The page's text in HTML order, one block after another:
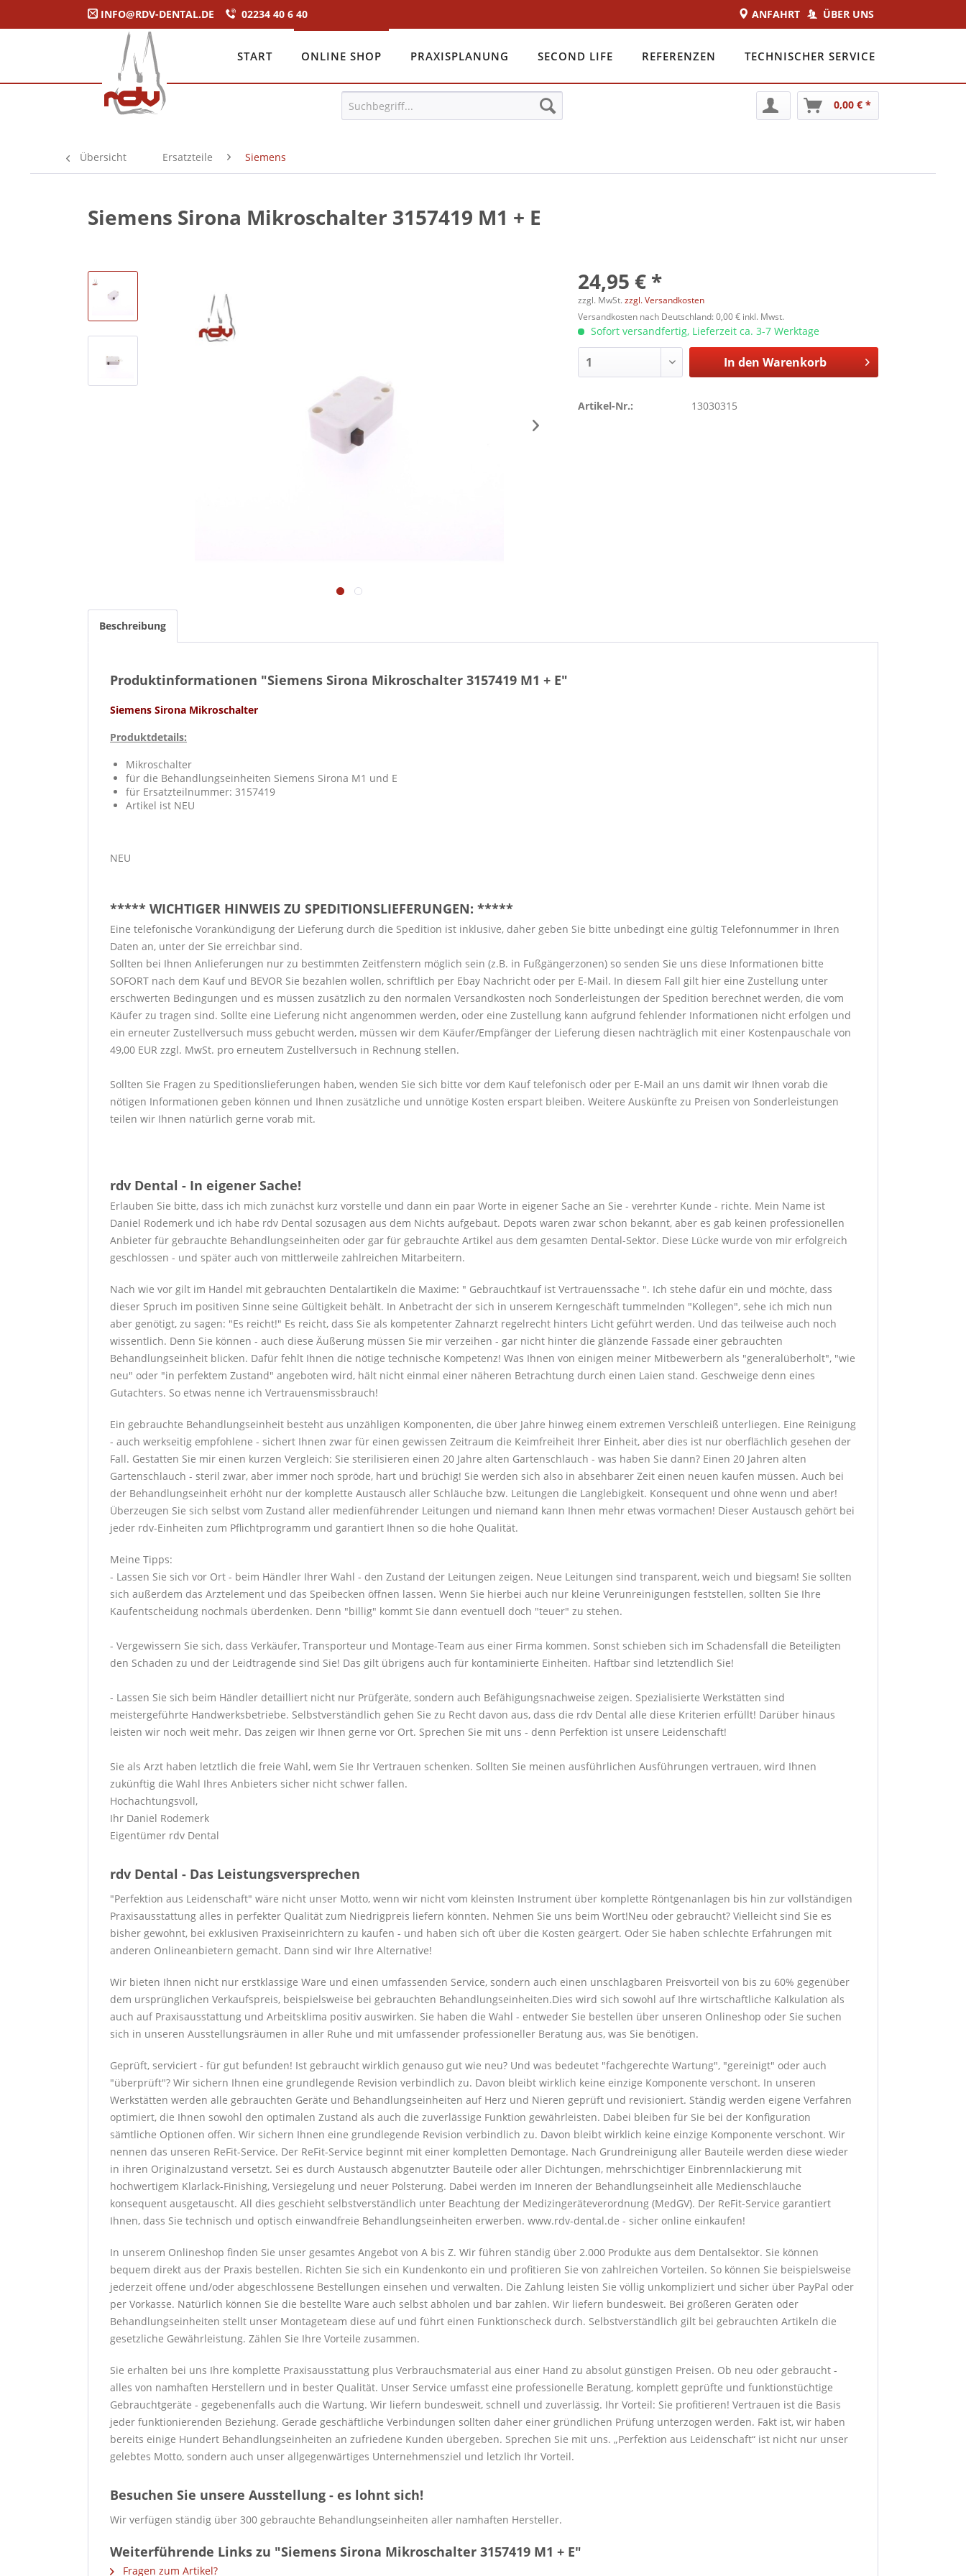
INFO@RDV-DENTAL.DE 02234 40 6 40 ÜBER UNS
ANFAHRT
START ONLINE SHOP PRAXISPLANUNG SECOND LIFE REFERENZEN TECHNISCHER SERVICE
0,00 € *
Übersicht Ersatzteile Siemens
Siemens Sirona Mikroschalter 3157419 M1 + E
24,95 € *
zzgl. MwSt. zzgl. Versandkosten
Versandkosten nach Deutschland: 0,00 € inkl. Mwst.
Sofort versandfertig, Lieferzeit ca. 3-7 Werktage
In den Warenkorb
Artikel-Nr.: 13030315
Beschreibung
Produktinformationen "Siemens Sirona Mikroschalter 3157419 M1 + E"
Siemens Sirona Mikroschalter
Produktdetails:
Mikroschalter
für die Behandlungseinheiten Siemens Sirona M1 und E
für Ersatzteilnummer: 3157419
Artikel ist NEU
NEU
***** WICHTIGER HINWEIS ZU SPEDITIONSLIEFERUNGEN: *****
Eine telefonische Vorankündigung der Lieferung durch die Spedition ist inklusive, daher geben Sie bitte unbedingt eine gültig Telefonnummer in Ihren
Daten an, unter der Sie erreichbar sind.
Sollten bei Ihnen Anlieferungen nur zu bestimmten Zeitfenstern möglich sein (z.B. in Fußgängerzonen) so senden Sie uns diese Informationen bitte
SOFORT nach dem Kauf und BEVOR Sie bezahlen wollen, schriftlich per Ebay Nachricht oder per E-Mail. In diesem Fall gilt hier eine Zustellung unter
erschwerten Bedingungen und es müssen zusätzlich zu den normalen Versandkosten noch Sonderleistungen der Spedition berechnet werden, die vom
Käufer zu tragen sind. Sollte eine Lieferung nicht angenommen werden, oder eine Zustellung kann aufgrund fehlender Informationen nicht erfolgen und
ein erneuter Zustellversuch muss gebucht werden, müssen wir dem Käufer/Empfänger der Lieferung diesen nachträglich mit einer Kostenpauschale von
49,00 EUR zzgl. MwSt. pro erneutem Zustellversuch in Rechnung stellen.
Sollten Sie Fragen zu Speditionslieferungen haben, wenden Sie sich bitte vor dem Kauf telefonisch oder per E-Mail an uns damit wir Ihnen vorab die
nötigen Informationen geben können und Ihnen zusätzliche und unnötige Kosten erspart bleiben. Weitere Auskünfte zu Preisen von Sonderleistungen
teilen wir Ihnen natürlich gerne vorab mit.
rdv Dental - In eigener Sache!
Erlauben Sie bitte, dass ich mich zunächst kurz vorstelle und dann ein paar Worte in eigener Sache an Sie - verehrter Kunde - richte. Mein Name ist
Daniel Rodemerk und ich habe rdv Dental sozusagen aus dem Nichts aufgebaut. Depots waren zwar schon bekannt, aber es gab keinen professionellen
Anbieter für gebrauchte Behandlungseinheiten oder gar für gebrauchte Artikel aus dem gesamten Dental-Sektor. Diese Lücke wurde von mir erfolgreich
geschlossen - und später auch von mittlerweile zahlreichen Mitarbeitern.
Nach wie vor gilt im Handel mit gebrauchten Dentalartikeln die Maxime: " Gebrauchtkauf ist Vertrauenssache ". Ich stehe dafür ein und möchte, dass
dieser Spruch im positiven Sinne seine Gültigkeit behält. In Anbetracht der sich in unserem Kerngeschäft tummelnden "Kollegen", sehe ich mich nun
aber genötigt, zu sagen: "Es reicht!" Es reicht, dass Sie als kompetenter Zahnarzt regelrecht hinters Licht geführt werden. Und das teilweise auch noch
wissentlich. Denn Sie können - auch diese Äußerung müssen Sie mir verzeihen - gar nicht hinter die glänzende Fassade einer gebrauchten
Behandlungseinheit blicken. Dafür fehlt Ihnen die nötige technische Kompetenz! Was Ihnen von einigen meiner Mitbewerbern als "generalüberholt", "wie
neu" oder "in perfektem Zustand" angeboten wird, hält nicht einmal einer näheren Betrachtung durch einen Laien stand. Geschweige denn eines
Gutachters. So etwas nenne ich Vertrauensmissbrauch!
Ein gebrauchte Behandlungseinheit besteht aus unzähligen Komponenten, die über Jahre hinweg einem extremen Verschleiß unterliegen. Eine Reinigung
- auch werkseitig empfohlene - sichert Ihnen zwar für einen gewissen Zeitraum die Keimfreiheit Ihrer Einheit, aber dies ist nur oberflächlich gesehen der
Fall. Gestatten Sie mir einen kurzen Vergleich: Sie sterilisieren einen 20 Jahre alten Gartenschlauch - was haben Sie dann? Einen 20 Jahren alten
Gartenschlauch - steril zwar, aber immer noch spröde, hart und brüchig! Sie werden sich also in absehbarer Zeit einen neuen kaufen müssen. Auch bei
der Behandlungseinheit erhöht nur der komplette Austausch aller Schläuche bzw. Leitungen die Langlebigkeit. Konsequent und ohne wenn und aber!
Überzeugen Sie sich selbst vom Zustand aller medienführender Leitungen und niemand kann Ihnen mehr etwas vormachen! Dieser Austausch gehört bei
jeder rdv-Einheiten zum Pflichtprogramm und garantiert Ihnen so die hohe Qualität.
Meine Tipps:
- Lassen Sie sich vor Ort - beim Händler Ihrer Wahl - den Zustand der Leitungen zeigen. Neue Leitungen sind transparent, weich und biegsam! Sie sollten
sich außerdem das Arztelement und das Speibecken öffnen lassen. Wenn Sie hierbei auch nur kleine Verunreinigungen feststellen, sollten Sie Ihre
Kaufentscheidung nochmals überdenken. Denn "billig" kommt Sie dann eventuell doch "teuer" zu stehen.
- Vergewissern Sie sich, dass Verkäufer, Transporteur und Montage-Team aus einer Firma kommen. Sonst schieben sich im Schadensfall die Beteiligten
den Schaden zu und der Leidtragende sind Sie! Das gilt übrigens auch für kontaminierte Einheiten. Haftbar sind letztendlich Sie!
- Lassen Sie sich beim Händler detailliert nicht nur Prüfgeräte, sondern auch Befähigungsnachweise zeigen. Spezialisierte Werkstätten sind
meistergeführte Handwerksbetriebe. Selbstverständlich gehen Sie zu Recht davon aus, dass die rdv Dental alle diese Kriterien erfüllt! Darüber hinaus
leisten wir noch weit mehr. Das zeigen wir Ihnen gerne vor Ort. Sprechen Sie mit uns - denn Perfektion ist unsere Leidenschaft!
Sie als Arzt haben letztlich die freie Wahl, wem Sie Ihr Vertrauen schenken. Sollten Sie meinen ausführlichen Ausführungen vertrauen, wird Ihnen
zukünftig die Wahl Ihres Anbieters sicher nicht schwer fallen.
Hochachtungsvoll,
Ihr Daniel Rodemerk
Eigentümer rdv Dental
rdv Dental - Das Leistungsversprechen
"Perfektion aus Leidenschaft" wäre nicht unser Motto, wenn wir nicht vom kleinsten Instrument über komplette Röntgenanlagen bis hin zur vollständigen
Praxisausstattung alles in perfekter Qualität zum Niedrigpreis liefern könnten. Nehmen Sie uns beim Wort!Neu oder gebraucht? Vielleicht sind Sie es
bisher gewohnt, bei exklusiven Praxiseinrichtern zu kaufen - und haben sich oft über die Kosten geärgert. Oder Sie haben schlechte Erfahrungen mit
anderen Onlineanbietern gemacht. Dann sind wir Ihre Alternative!
Wir bieten Ihnen nicht nur erstklassige Ware und einen umfassenden Service, sondern auch einen unschlagbaren Preisvorteil von bis zu 60% gegenüber
dem ursprünglichen Verkaufspreis, beispielsweise bei gebrauchten Behandlungseinheiten.Dies wird sich sowohl auf Ihre wirtschaftliche Kalkulation als
auch auf Praxisausstattung und Arbeitsklima positiv auswirken. Sie haben die Wahl - entweder Sie bestellen über unseren Onlineshop oder Sie suchen
sich in unseren Ausstellungsräumen in aller Ruhe und mit umfassender professioneller Beratung aus, was Sie benötigen.
Geprüft, serviciert - für gut befunden! Ist gebraucht wirklich genauso gut wie neu? Und was bedeutet "fachgerechte Wartung", "gereinigt" oder auch
"überprüft"? Wir sichern Ihnen eine grundlegende Revision verbindlich zu. Davon bleibt wirklich keine einzige Komponente verschont. In unseren
Werkstätten werden alle gebrauchten Geräte und Behandlungseinheiten auf Herz und Nieren geprüft und revisioniert. Ständig werden eigene Verfahren
optimiert, die Ihnen sowohl den optimalen Zustand als auch die zuverlässige Funktion gewährleisten. Dabei bleiben für Sie bei der Konfiguration
sämtliche Optionen offen. Wir sichern Ihnen eine grundlegende Revision verbindlich zu. Davon bleibt wirklich keine einzige Komponente verschont. Wir
nennen das unseren ReFit-Service. Der ReFit-Service beginnt mit einer kompletten Demontage. Nach Grundreinigung aller Bauteile werden diese wieder
in ihren Originalzustand versetzt. Sei es durch Austausch abgenutzter Bauteile oder aller Dichtungen, mehrschichtiger Einbrennlackierung mit
hochwertigem Klarlack-Finishing, Versiegelung und neuer Polsterung. Dabei werden im Inneren der Behandlungseinheit alle Medienschläuche
konsequent ausgetauscht. All dies geschieht selbstverständlich unter Beachtung der Medizingeräteverordnung (MedGV). Der ReFit-Service garantiert
Ihnen, dass Sie technisch und optisch einwandfreie Behandlungseinheiten erwerben. www.rdv-dental.de - sicher online einkaufen!
In unserem Onlineshop finden Sie unser gesamtes Angebot von A bis Z. Wir führen ständig über 2.000 Produkte aus dem Dentalsektor. Sie können
bequem direkt aus der Praxis bestellen. Richten Sie sich ein Kundenkonto ein und profitieren Sie von zahlreichen Vorteilen. So können Sie beispielsweise
jederzeit offene und/oder abgeschlossene Bestellungen einsehen und verwalten. Die Zahlung leisten Sie völlig unkompliziert und sicher über PayPal oder
per Vorkasse. Natürlich können Sie die bestellte Ware auch selbst abholen und bar zahlen. Wir liefern bundesweit. Bei größeren Geräten oder
Behandlungseinheiten stellt unser Montageteam diese auf und führt einen Funktionscheck durch. Selbstverständlich gilt bei gebrauchten Artikeln die
gesetzliche Gewährleistung. Zählen Sie Ihre Vorteile zusammen.
Sie erhalten bei uns Ihre komplette Praxisausstattung plus Verbrauchsmaterial aus einer Hand zu absolut günstigen Preisen. Ob neu oder gebraucht -
alles von namhaften Herstellern und in bester Qualität. Unser Service umfasst eine professionelle Beratung, komplett geprüfte und funktionstüchtige
Gebrauchtgeräte - gegebenenfalls auch die Wartung. Wir liefern bundesweit, schnell und zuverlässig. Ihr Vorteil: Sie profitieren! Vertrauen ist die Basis
jeder funktionierenden Beziehung. Gerade geschäftliche Verbindungen sollten daher einer gründlichen Prüfung unterzogen werden. Fakt ist, wir haben
bereits einige Hundert Behandlungseinheiten an zufriedene Kunden übergeben. Sprechen Sie mit uns. „Perfektion aus Leidenschaft“ ist nicht nur unser
gelebtes Motto, sondern auch unser allgegenwärtiges Unternehmensziel und letzlich Ihr Vorteil.
Besuchen Sie unsere Ausstellung - es lohnt sich!
Wir verfügen ständig über 300 gebrauchte Behandlungseinheiten aller namhaften Hersteller.
Weiterführende Links zu "Siemens Sirona Mikroschalter 3157419 M1 + E"
Fragen zum Artikel?